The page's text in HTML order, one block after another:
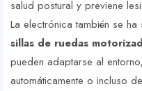
salud postural y previene
La electrónica también se
sillas de ruedas
pueden adaptarse al
automáticamente o incluso